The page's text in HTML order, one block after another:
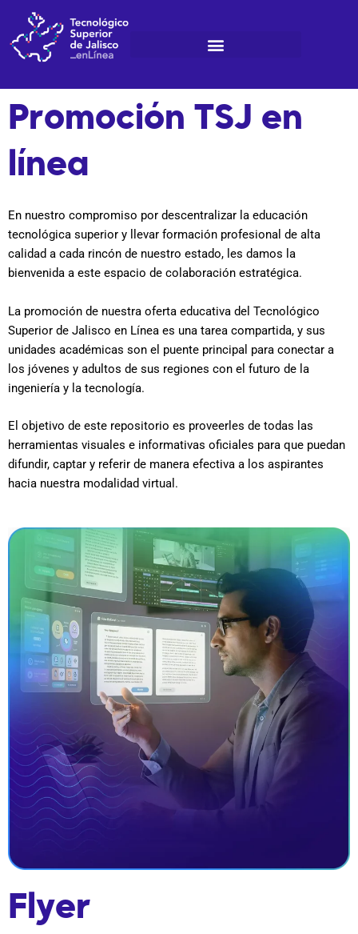
contenido
Promoción TSJ en
línea
En nuestro compromiso por descentralizar la educación
tecnológica superior y llevar formación profesional de alta
calidad a cada rincón de nuestro estado, les damos la
bienvenida a este espacio de colaboración estratégica.
La promoción de nuestra oferta educativa del Tecnológico
Superior de Jalisco en Línea es una tarea compartida, y sus
unidades académicas son el puente principal para conectar a
los jóvenes y adultos de sus regiones con el futuro de la
ingeniería y la tecnología.
El objetivo de este repositorio es proveerles de todas las
herramientas visuales e informativas oficiales para que puedan
difundir, captar y referir de manera efectiva a los aspirantes
hacia nuestra modalidad virtual.
Flyer